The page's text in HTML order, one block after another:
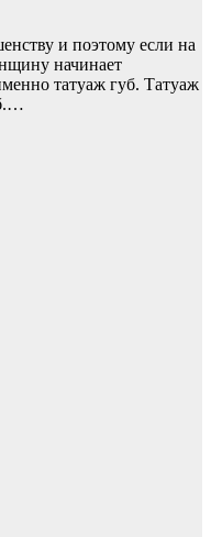
и поэтому если на
начинает
татуаж губ. Татуаж